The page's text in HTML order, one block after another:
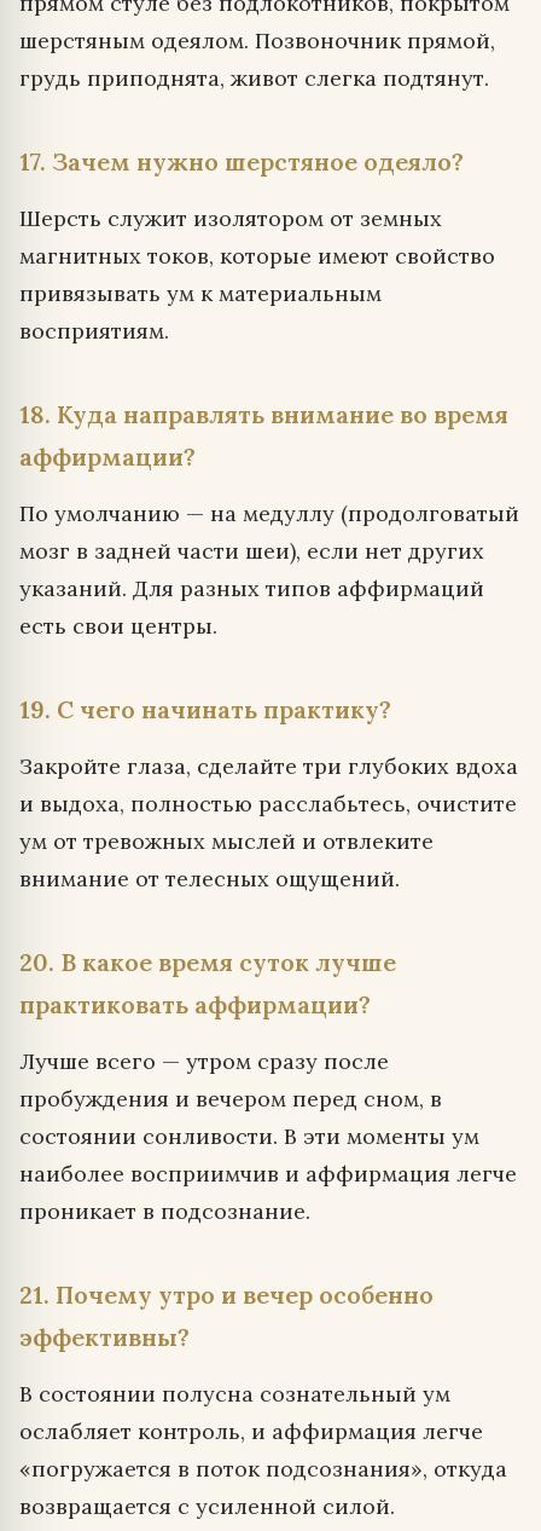
шерстяным одеялом. Позвоночник прямой,
грудь приподнята, живот слегка подтянут.
17. Зачем нужно шерстяное одеяло?
Шерсть служит изолятором от земных
магнитных токов, которые имеют свойство
привязывать ум к материальным
восприятиям.
18. Куда направлять внимание во время
аффирмации?
По умолчанию — на медуллу (продолговатый
мозг в задней части шеи), если нет других
указаний. Для разных типов аффирмаций
есть свои центры.
19. С чего начинать практику?
Закройте глаза, сделайте три глубоких вдоха
и выдоха, полностью расслабьтесь, очистите
ум от тревожных мыслей и отвлеките
внимание от телесных ощущений.
20. В какое время суток лучше
практиковать аффирмации?
Лучше всего — утром сразу после
пробуждения и вечером перед сном, в
состоянии сонливости. В эти моменты ум
наиболее восприимчив и аффирмация легче
проникает в подсознание.
21. Почему утро и вечер особенно
эффективны?
В состоянии полусна сознательный ум
ослабляет контроль, и аффирмация легче
«погружается в поток подсознания», откуда
возвращается с усиленной силой.